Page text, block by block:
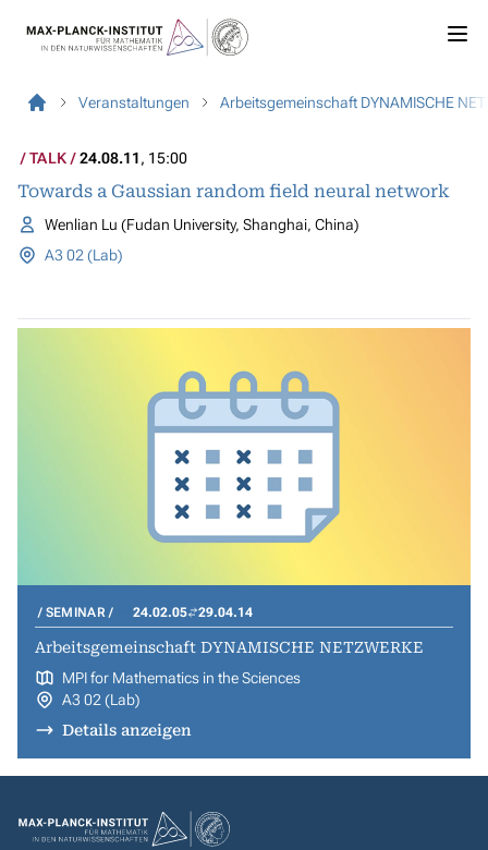
Veranstaltungen Arbeitsgemeinschaft DYNAMISCHE
TALK 24.08.11, 15:00
Towards a Gaussian random field neural network
Wenlian Lu (Fudan University, Shanghai, China)
A3 02 (Lab)
SEMINAR 24.02.05 29.04.14
Arbeitsgemeinschaft DYNAMISCHE NETZWERKE
MPI for Mathematics in the Sciences
A3 02 (Lab)
Details anzeigen